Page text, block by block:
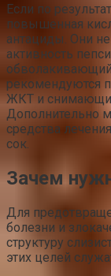
Если по
повышенная
антациды. Они
активность
рекомендуются
ЖКТ и
Дополнительно
средства
сок.
Зачем
Для
болезни и
структуру
этих целей